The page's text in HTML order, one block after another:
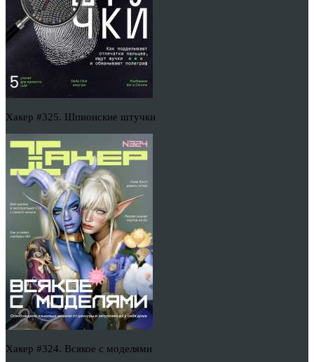
Хакер #325. Шпионские штучки
Хакер #324. Всякое с моделями